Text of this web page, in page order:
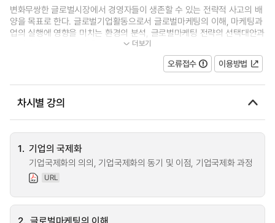
변화무쌍한 글로벌시장에서 경영자들이 생존할 수 있는 전략적 사고의 배
양을 목표로 한다. 글로벌기업활동으로서 글로벌마케팅의 이해, 마케팅과
업의 실행에 영향을 미치는 환경의 분석, 글로벌마케팅 전략의 선택대안과
더보기
오류접수 이용방법
차시별 강의
1. 기업의 국제화
기업국제화의 의의, 기업국제화의 동기 및 이점, 기업국제화 과정
URL